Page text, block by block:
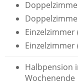
Einzelzimmer
Einzelzimmer
Halbpension
Wochenende